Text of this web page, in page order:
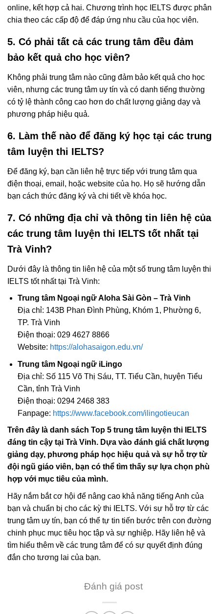
online, kết hợp cả hai. Chương trình học IELTS được phân
chia theo các cấp độ để đáp ứng nhu cầu của học viên.
5. Có phải tất cả các trung tâm đều đảm
bảo kết quả cho học viên?
Không phải trung tâm nào cũng đảm bảo kết quả cho học
viên, nhưng các trung tâm uy tín và có danh tiếng thường
có tỷ lệ thành công cao hơn do chất lượng giảng dạy và
phương pháp hiệu quả.
6. Làm thế nào để đăng ký học tại các trung
tâm luyện thi IELTS?
Để đăng ký, bạn cần liên hệ trực tiếp với trung tâm qua
điện thoại, email, hoặc website của họ. Họ sẽ hướng dẫn
bạn cách thức đăng ký và chi tiết về khóa học.
7. Có những địa chỉ và thông tin liên hệ của
các trung tâm luyện thi IELTS tốt nhất tại
Trà Vinh?
Dưới đây là thông tin liên hệ của một số trung tâm luyện thi
IELTS tốt nhất tại Trà Vinh:
Trung tâm Ngoại ngữ Aloha Sài Gòn – Trà Vinh
Địa chỉ: 143B Phan Đình Phùng, Khóm 1, Phường 6,
TP. Trà Vinh
Điện thoại: 029 4627 8866
Website: https://alohasaigon.edu.vn/
Trung tâm Ngoại ngữ iLingo
Địa chỉ: Số 115 Võ Thị Sáu, TT. Tiểu Cần, huyện Tiểu
Cần, tỉnh Trà Vinh
Điện thoại: 0294 2468 383
Fanpage: https://www.facebook.com/ilingotieucan
Trên đây là danh sách Top 5 trung tâm luyện thi IELTS
đáng tin cậy tại Trà Vinh. Dựa vào đánh giá chất lượng
giảng dạy, phương pháp học hiệu quả và sự hỗ trợ từ
đội ngũ giáo viên, bạn có thể tìm thấy sự lựa chọn phù
hợp với mục tiêu của mình.
Hãy nắm bắt cơ hội để nâng cao khả năng tiếng Anh của
bạn và chuẩn bị cho các kỳ thi IELTS. Với sự hỗ trợ từ các
trung tâm uy tín, bạn có thể tự tin tiến bước trên con đường
chinh phục mục tiêu học tập và sự nghiệp. Hãy liên hệ và
tìm hiểu thêm về các trung tâm để có sự quyết định đúng
đắn cho tương lai của bạn.
Đánh giá post